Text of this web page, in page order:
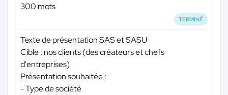
300 mots
TERMINÉ
Texte de présentation SAS et SASU
Cible : nos clients (des créateurs et chefs
d'entreprises)
Présentation souhaitée :
- Type de société